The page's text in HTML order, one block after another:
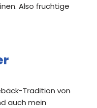
Also fruchtige
Tradition von
auch mein